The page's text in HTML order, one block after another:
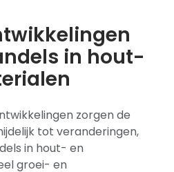
in hout-
zorgen de
tot veranderingen,
in hout- en
groei- en